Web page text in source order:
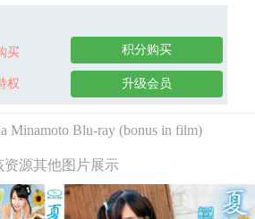
买
权
积分购买
升级会员
Minamoto Blu-ray (bonus in film)
资源其他图片展示